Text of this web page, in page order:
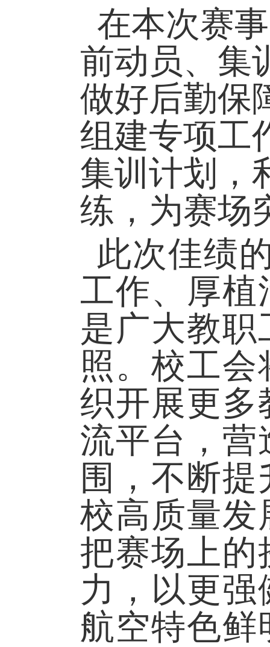
在本次赛
前动员、集
做好后勤保
组建专项工
集训计划，
练，为赛场
此次佳绩
工作、厚植
是广大教
照。校工
织开展更多
流平台，营
围，不断
校高质量发
把赛场上的
力，以更
航空特色